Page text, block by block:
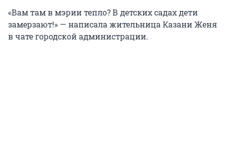
«Вам там в мэрии тепло? В детских садах дети
замерзают!» — написала жительница Казани Женя
в чате городской администрации.